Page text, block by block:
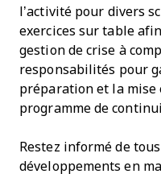
l’activité pour divers
exercices sur table
gestion de crise à
responsabilités pour
préparation et la
programme de
Restez informé de
développements en